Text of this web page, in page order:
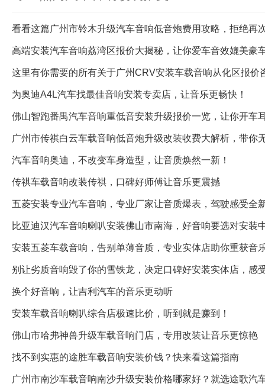
看看这篇广州市铃木升级汽车音响低音炮费用攻略，拒绝再
高端安装汽车音响荔湾区报价大揭秘，让你爱车音效媲美豪
这里有你需要的所有关于广州CRV安装车载音响从化区报价
为奥迪A4L汽车找最佳音响安装专卖店，让音乐更畅快！
佛山智跑番禺汽车音响重低音安装升级报价一览，让你开车
广州市传祺白云车载音响低音炮升级改装收费大解析，带你
汽车音响奥迪，不改变车身造型，让音质焕然一新！
传祺车载音响改装传祺，口碑好师傅让音乐更震撼
五菱安装专业汽车音响，专业厂家让音质爆表，驾驶感受全
比亚迪汉汽车音响喇叭安装佛山市南海，好音响要选对安装
安装五菱车载音响，告别单薄音质，专业实体店助你重获音
别让劣质音响毁了你的雪铁龙，决定口碑好安装实体店，感
换个好音响，让吉利汽车的音乐更动听
安装车载音响喇叭综合店极速比价，听到就是赚到！
佛山市哈弗神兽升级车载音响门店，专用改装让音乐更惊艳
找不到实惠的途胜车载音响安装价钱？快来看这篇指南
广州市南沙车载音响南沙升级安装价格哪家好？就选途歌汽